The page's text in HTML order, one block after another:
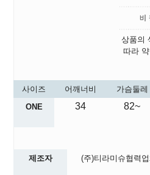
상품의
따라
사이즈
어깨너비 가슴둘레
ONE
34 82~
제조자 (주)티라미슈협력업